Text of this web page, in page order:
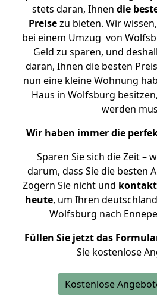
stets daran, Ihnen die
Preisezu bieten. Wir
bei einem Umzug von
Geld zu sparen, und
daran, Ihnen die besten
nun eine kleine Wohnung
Haus in Wolfsburg
werden
Wir haben immer die
Sparen Sie sich die Zeit –
darum, dass Sie die besten
Zögern Sie nicht und
heute, um Ihren
Wolfsburg nach
Füllen Sie jetzt das
Sie kostenlose
Kostenlose